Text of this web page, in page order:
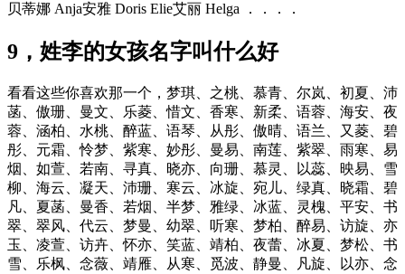
贝蒂娜 Anja安雅 Doris Elie艾丽 Helga ．．．．
9，姓李的女孩名字叫什么好
看看这些你喜欢那一个，梦琪、之桃、慕青、尔岚、初夏、沛
菡、傲珊、曼文、乐菱、惜文、香寒、新柔、语蓉、海安、夜
蓉、涵柏、水桃、醉蓝、语琴、从彤、傲晴、语兰、又菱、碧
彤、元霜、怜梦、紫寒、妙彤、曼易、南莲、紫翠、雨寒、易
烟、如萱、若南、寻真、晓亦、向珊、慕灵、以蕊、映易、雪
柳、海云、凝天、沛珊、寒云、冰旋、宛儿、绿真、晓霜、碧
凡、夏菡、曼香、若烟、半梦、雅绿、冰蓝、灵槐、平安、书
翠、翠风、代云、梦曼、幼翠、听寒、梦柏、醉易、访旋、亦
玉、凌萱、访卉、怀亦、笑蓝、靖柏、夜蕾、冰夏、梦松、书
雪、乐枫、念薇、靖雁、从寒、觅波、静曼、凡旋、以亦、念